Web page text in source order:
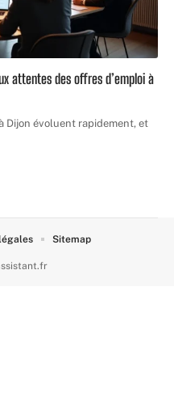
attentes des offres d’emploi à
Dijon évoluent rapidement, et
Sitemap